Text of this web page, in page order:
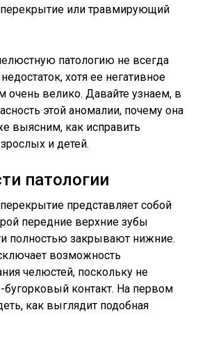
или травмирующий
патологию не всегда
хотя ее негативное
очень велико. Давайте узнаем, в
этой аномалии, почему она
выясним, как исправить
и детей.
патологии
представляет собой
передние верхние зубы
полностью закрывают нижние.
возможность
челюстей, поскольку не
контакт. На первом
как выглядит подобная